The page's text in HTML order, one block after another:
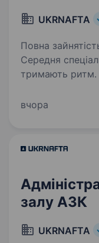
UKRNAFTA
Повна
Середня спеціальна
тримають ритм.
000+…
вчора
залу АЗК
UKRNAFTA